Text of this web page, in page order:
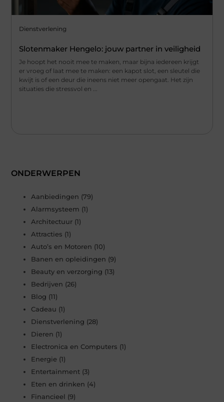
Dienstverlening
Slotenmaker Hengelo: jouw partner in veiligheid
Je hoopt het nooit mee te maken, maar bijna iedereen krijgt
er vroeg of laat mee te maken: een kapot slot, een sleutel die
kwijt is of een deur die ineens niet meer opengaat. Het zijn
situaties die stressvol en ...
ONDERWERPEN
Aanbiedingen (79)
Alarmsysteem (1)
Architectuur (1)
Attracties (1)
Auto’s en Motoren (10)
Banen en opleidingen (9)
Beauty en verzorging (13)
Bedrijven (26)
Blog (11)
Cadeau (1)
Dienstverlening (28)
Dieren (1)
Electronica en Computers (1)
Energie (1)
Entertainment (3)
Eten en drinken (4)
Financieel (9)